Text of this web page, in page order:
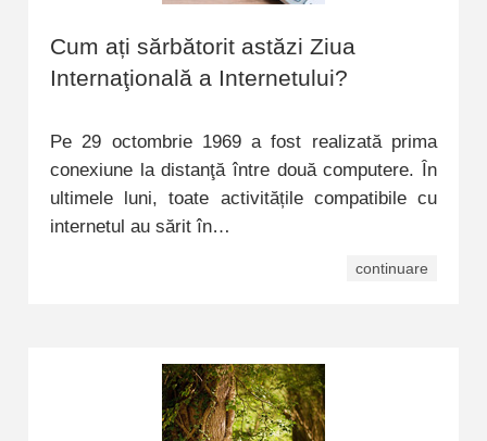
Cum ați sărbătorit astăzi Ziua
Internaţională a Internetului?
Pe 29 octombrie 1969 a fost realizată prima
conexiune la distanţă între două computere. În
ultimele luni, toate activitățile compatibile cu
internetul au sărit în…
continuare